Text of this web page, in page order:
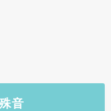
音